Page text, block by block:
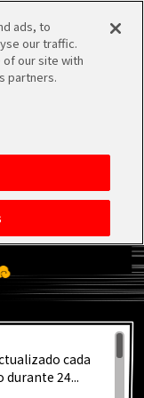
MEN
cada
durante 24...
ads, to
our traffic.
of our site with
partners.